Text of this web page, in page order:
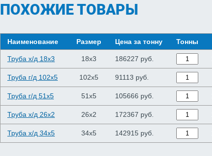
ПОХОЖИЕ ТОВАРЫ
Наименование Размер Цена за тонну Тонны
Труба х/д 18x3 18x3 186227 руб.
Труба г/д 102x5 102x5 91113 руб.
Труба г/д 51x5 51x5 105666 руб.
Труба х/д 26x2 26x2 172367 руб.
Труба х/д 34x5 34x5 142915 руб.